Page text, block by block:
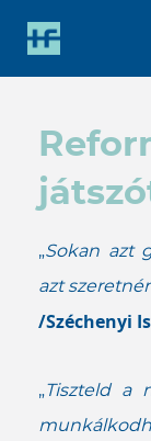
listája
"L"
„Sokan azt
azt
/Széchenyi
„Tiszteld a